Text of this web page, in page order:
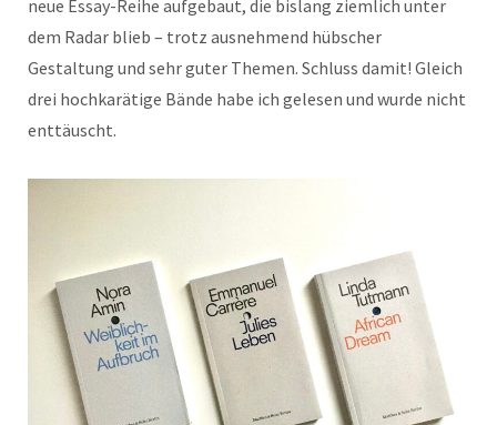
neue Essay-Reihe aufgebaut, die bislang ziemlich unter
dem Radar blieb – trotz ausnehmend hübscher
Gestaltung und sehr guter Themen. Schluss damit! Gleich
drei hochkarätige Bände habe ich gelesen und wurde nicht
enttäuscht.